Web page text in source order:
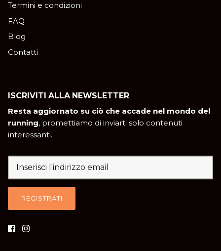
Termini e condizioni
FAQ
Blog
Contatti
ISCRIVITI ALLA NEWSLETTER
Resta aggiornato su ciò che accade nel mondo del
running, promettiamo di inviarti solo contenuti
interessanti.
REGISTRATI